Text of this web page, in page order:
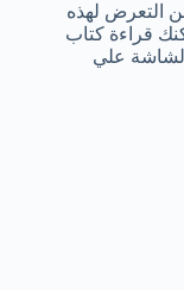
التعرض لهذه
فمثلاً يمكنك قراءة كتاب
علي